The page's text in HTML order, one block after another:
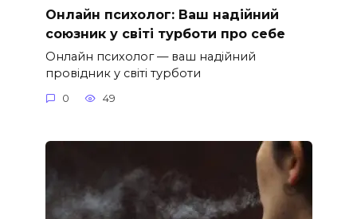
Онлайн психолог: Ваш надійний
союзник у світі турботи про себе
Онлайн психолог — ваш надійний
провідник у світі турботи
0 49